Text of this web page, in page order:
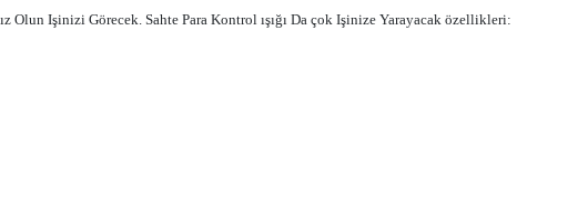
Olun Işinizi Görecek. Sahte Para Kontrol ışığı Da çok Işinize Yarayacak özellikleri: